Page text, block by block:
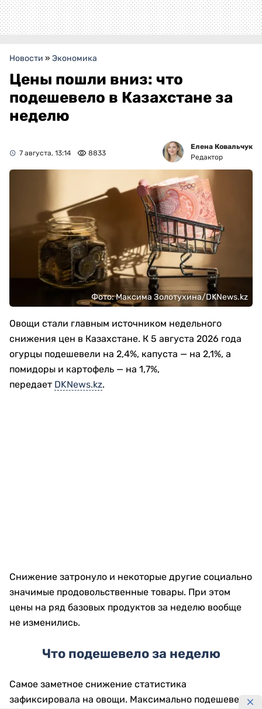
Новости » Экономика
Цены пошли вниз: что
подешевело в Казахстане за
неделю
7 августа, 13:14 8833
Елена Ковальчук
Редактор
Фото: Максима Золотухина/DKNews.kz
Овощи стали главным источником недельного
снижения цен в Казахстане. К 5 августа 2026 года
огурцы подешевели на 2,4%, капуста — на 2,1%, а
помидоры и картофель — на 1,7%,
передает DKNews.kz.
Снижение затронуло и некоторые другие социально
значимые продовольственные товары. При этом
цены на ряд базовых продуктов за неделю вообще
не изменились.
Что подешевело за неделю
Самое заметное снижение статистика
зафиксировала на овощи. Максимально подешевели